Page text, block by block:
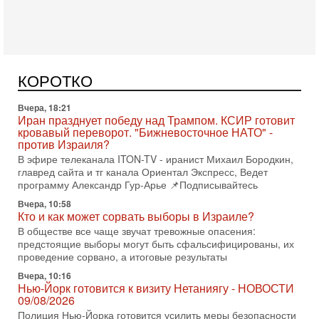
КОРОТКО
безопасности заявил, что Израиль готов самостоятельно
продолжить противостояние с Ираном, если США
Вчера, 18:21
Иран празднует победу над Трампом. КСИР готовит
кровавый переворот. "Бижневосточное НАТО" -
против Израиля?
В эфире телеканала ITON-TV - иранист Михаил Бородкин,
главред сайта и тг канала Ориентал Экспресс, Ведет
программу Александр Гур-Арье 📌Подписывайтесь
Вчера, 10:58
Кто и как может сорвать выборы в Израиле?
В обществе все чаще звучат тревожные опасения:
предстоящие выборы могут быть сфальсифицированы, их
проведение сорвано, а итоговые результаты
Вчера, 10:16
Нью-Йорк готовится к визиту Нетаниягу - НОВОСТИ
09/08/2026
Полиция Нью-Йорка готовится усилить меры безопасности